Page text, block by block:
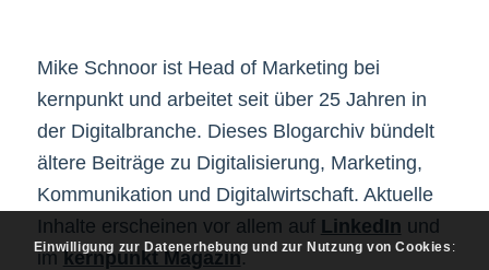
Mike Schnoor ist Head of Marketing bei
kernpunkt und arbeitet seit über 25 Jahren in
der Digitalbranche. Dieses Blogarchiv bündelt
ältere Beiträge zu Digitalisierung, Marketing,
Kommunikation und Digitalwirtschaft. Aktuelle
Inhalte erscheinen vor allem auf LinkedIn und
imkernpunkt Magazin.
Einwilligung zur Datenerhebung und zur Nutzung von Cookies :